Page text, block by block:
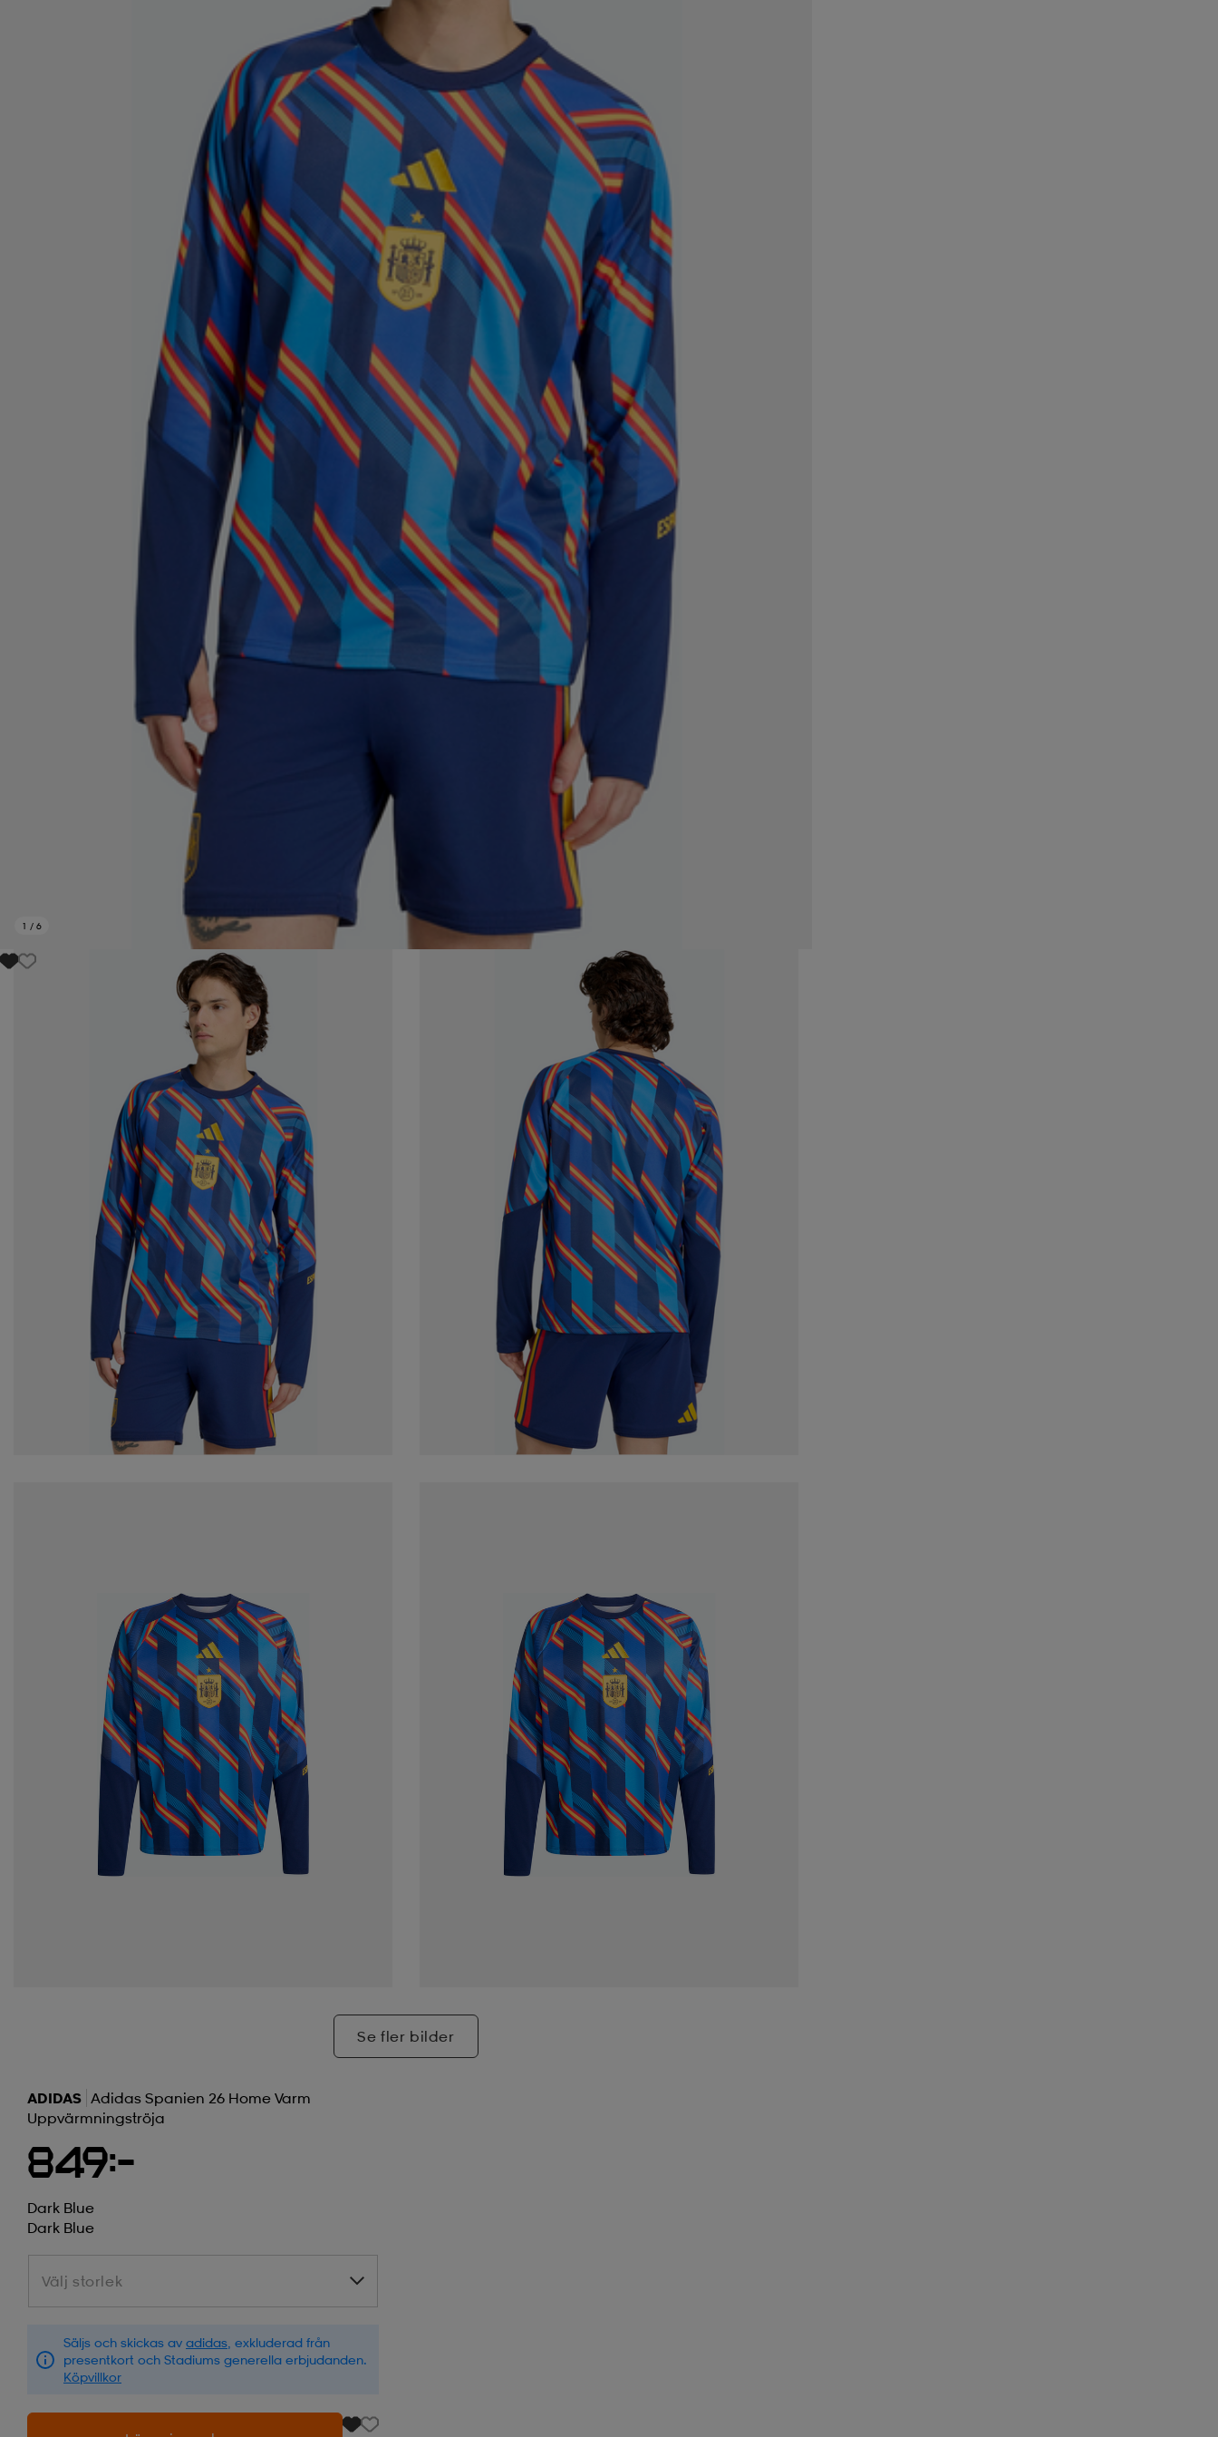
1 / 6
Se fler bilder
ADIDAS Adidas Spanien 26 Home Varm
Uppvärmningströja
849:-
Dark Blue
Dark Blue
Välj storlek
Välj storlek
Säljs och skickas av adidas , exkluderad från
presentkort och Stadiums generella erbjudanden.
Köpvillkor